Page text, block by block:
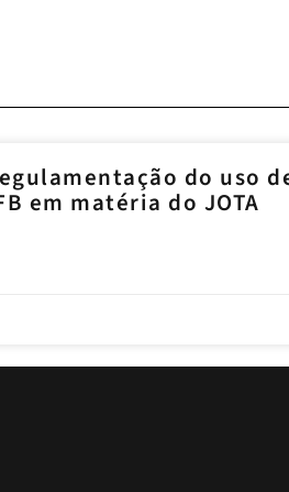
do uso
em matéria do JOTA